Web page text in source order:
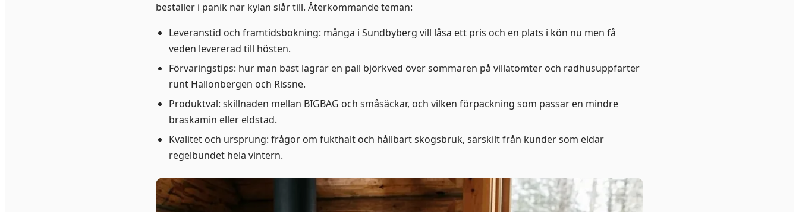
beställer i panik när kylan slår till. Återkommande teman:
Leveranstid och framtidsbokning: många i Sundbyberg vill låsa ett pris och en plats i kön nu men få
veden levererad till hösten.
Förvaringstips: hur man bäst lagrar en pall björkved över sommaren på villatomter och radhusuppfarter
runt Hallonbergen och Rissne.
Produktval: skillnaden mellan BIGBAG och småsäckar, och vilken förpackning som passar en mindre
braskamin eller eldstad.
Kvalitet och ursprung: frågor om fukthalt och hållbart skogsbruk, särskilt från kunder som eldar
regelbundet hela vintern.